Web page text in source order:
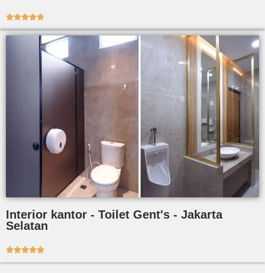

Interior kantor - Toilet Gent's - Jakarta
Selatan
